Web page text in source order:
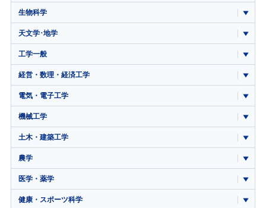
生物科学
天文学･地学
工学一般
経営・数理・経済工学
電気・電子工学
機械工学
土木・建築工学
農学
医学・薬学
健康・スポーツ科学